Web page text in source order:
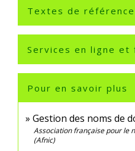
Textes de référence
Services en ligne et
Pour en savoir plus
Gestion des noms de
Association française pour le
(Afnic)